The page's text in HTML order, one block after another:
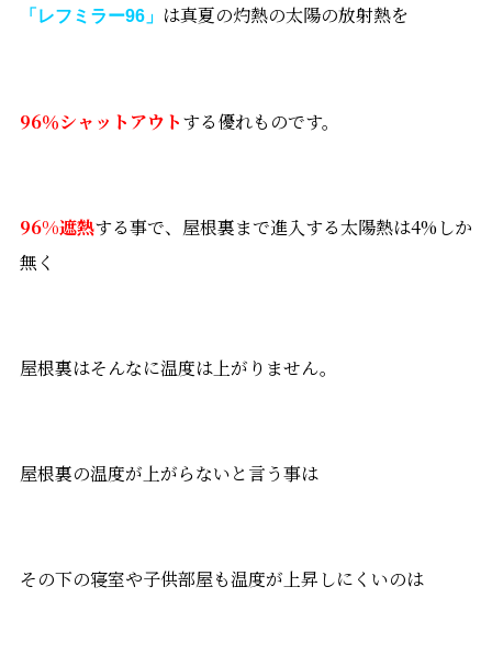
「レフミラー96」 は真夏の灼熱の太陽の放射熱を
96％シャットアウトする優れものです。
96%遮熱する事で、屋根裏まで進入する太陽熱は4%しか
無く
屋根裏はそんなに温度は上がりません。
屋根裏の温度が上がらないと言う事は
その下の寝室や子供部屋も温度が上昇しにくいのは